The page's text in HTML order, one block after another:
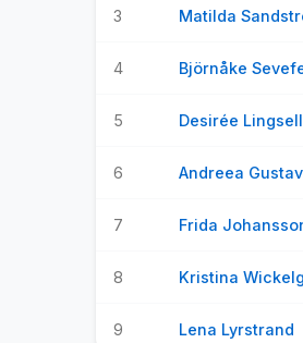
3 Matilda
4 Björnåke
5 Desirée Lingsell
6 Andreea
7 Frida
8 Kristina
9 Lena Lyrstrand